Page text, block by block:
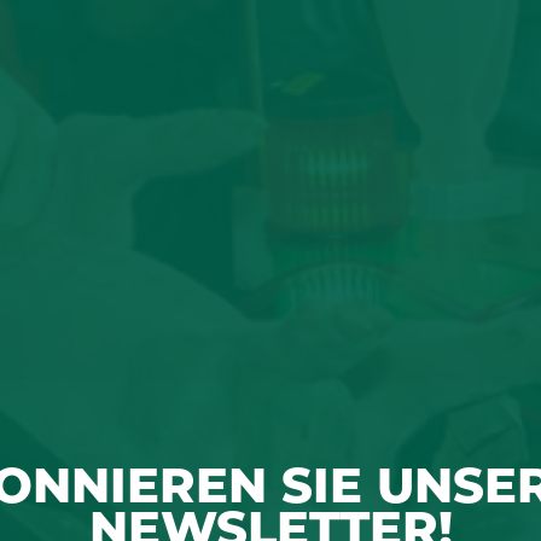
SIE
NEWSLETTER!